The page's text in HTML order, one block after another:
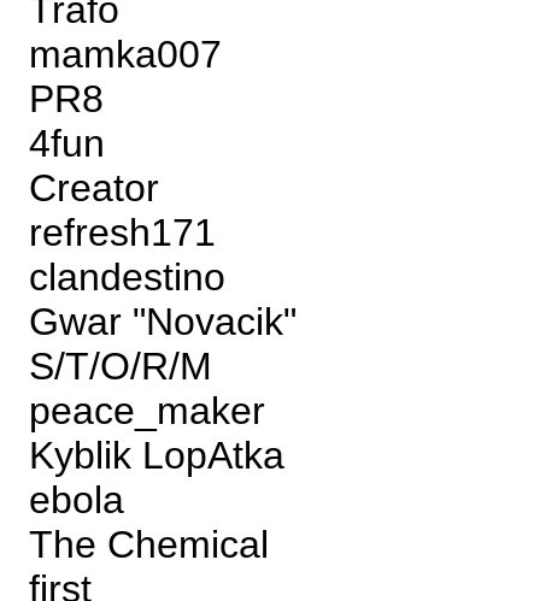
Trafo
mamka007
PR8
4fun
Creator
refresh171
clandestino
Gwar "Novacik"
S/T/O/R/M
peace_maker
Kyblik LopAtka
ebola
The Chemical
first